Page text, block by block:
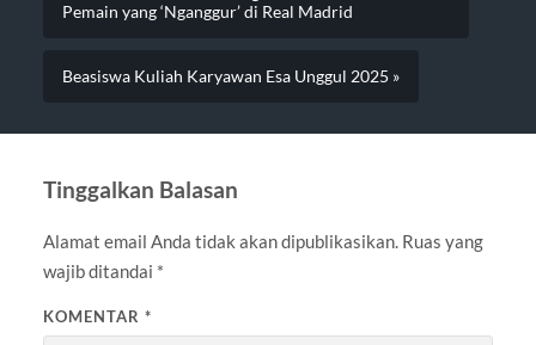
Pemain yang ‘Nganggur’ di Real Madrid
Beasiswa Kuliah Karyawan Esa Unggul 2025 »
Tinggalkan Balasan
Alamat email Anda tidak akan dipublikasikan. Ruas yang
wajib ditandai *
KOMENTAR *